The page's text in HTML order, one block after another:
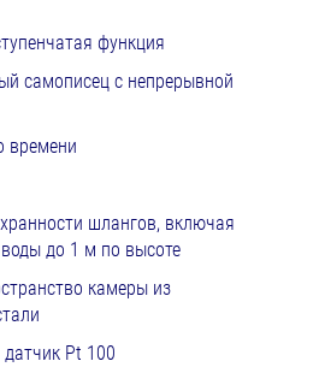
функция
самописец с непрерывной
времени
шлангов, включая
до 1 м по высоте
камеры из
Pt 100